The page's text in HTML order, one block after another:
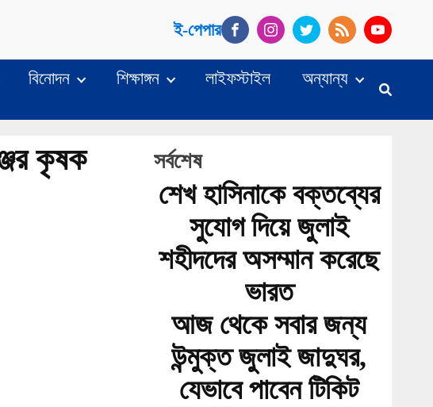
ই-পেপার
বিনোদন শিক্ষাঙ্গন লাইফস্টাইল অন্যান্য
কৃষক
সর্বশেষ
শেখ হাসিনাকে বক্তব্যের
সুযোগ দিয়ে জুলাই
শহীদদের অসম্মান করেছে
ভারত
আজ থেকে সবার জন্য
উন্মুক্ত জুলাই জাদুঘর,
যেভাবে পাবেন টিকিট